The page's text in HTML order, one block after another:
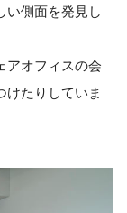
い側面を発見し
アオフィスの会
けたりしていま